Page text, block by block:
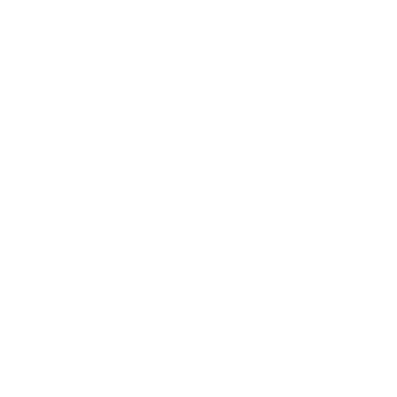
novedades del mercado de La Liga